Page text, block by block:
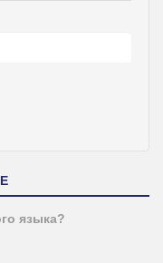
языка?